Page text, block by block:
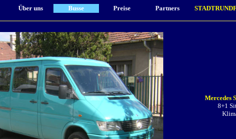
Über uns Busse Preise Partners
Mercedes
8+1